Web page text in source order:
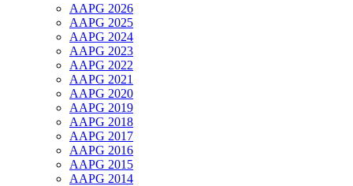
AAPG 2026
AAPG 2025
AAPG 2024
AAPG 2023
AAPG 2022
AAPG 2021
AAPG 2020
AAPG 2019
AAPG 2018
AAPG 2017
AAPG 2016
AAPG 2015
AAPG 2014